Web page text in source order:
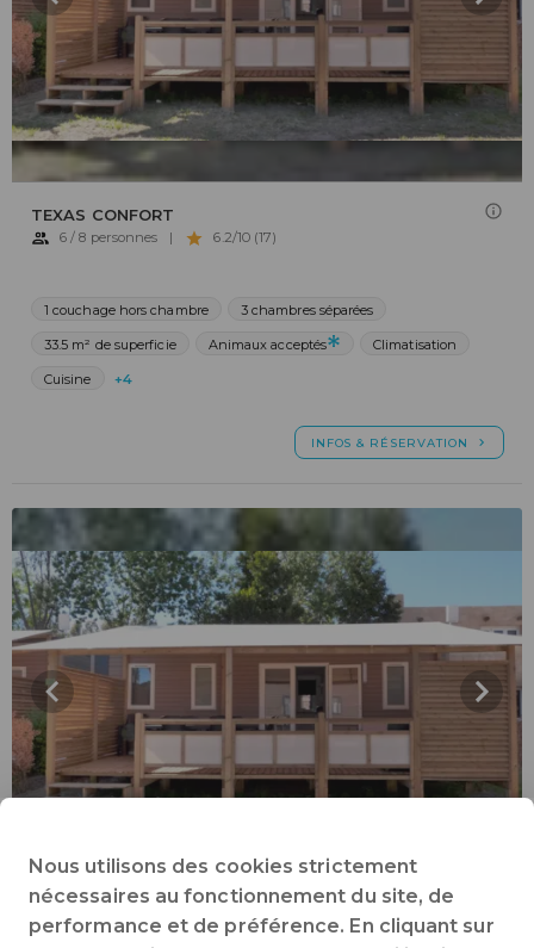
TEXAS CONFORT
6 / 8 personnes | 6.2/10 (17)
1 couchage hors chambre 3 chambres séparées
33.5 m² de superficie Animaux acceptés Climatisation
Cuisine +4
INFOS & RÉSERVATION
6 / 8 personnes
Nous utilisons des cookies strictement
nécessaires au fonctionnement du site, de
performance et de préférence. En cliquant sur